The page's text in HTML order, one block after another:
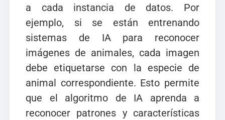
a cada instancia de datos. Por
ejemplo, si se están entrenando
sistemas de IA para reconocer
imágenes de animales, cada imagen
debe etiquetarse con la especie de
animal correspondiente. Esto permite
que el algoritmo de IA aprenda a
reconocer patrones y características